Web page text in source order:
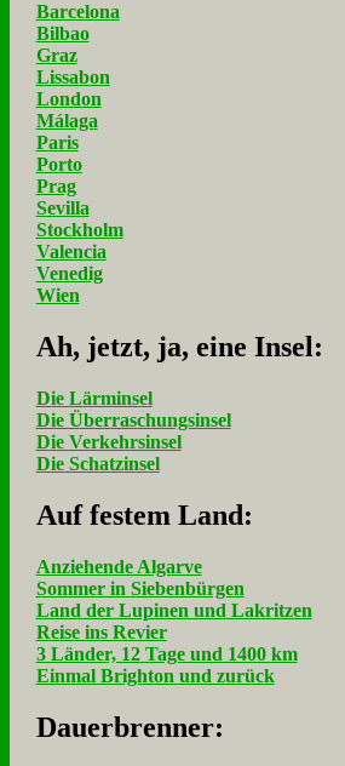
Barcelona
Bilbao
Graz
Lissabon
London
Málaga
Paris
Porto
Prag
Sevilla
Stockholm
Valencia
Venedig
Wien
Ah, jetzt, ja, ei­ne In­sel:
Die Lärminsel
Die Überraschungsinsel
Die Verkehrsinsel
Die Schatzinsel
Auf fe­stem Land:
Anziehende Algarve
Sommer in Siebenbürgen
Land der Lupinen und Lakritzen
Reise ins Revier
3 Länder, 12 Tage und 1400 km
Einmal Brighton und zurück
Dau­er­bren­ner: